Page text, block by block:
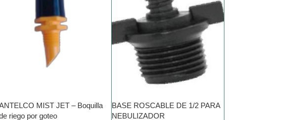
MIST JET – Boquilla
riego por goteo
BASE ROSCABLE DE 1/2 PARA
NEBULIZADOR